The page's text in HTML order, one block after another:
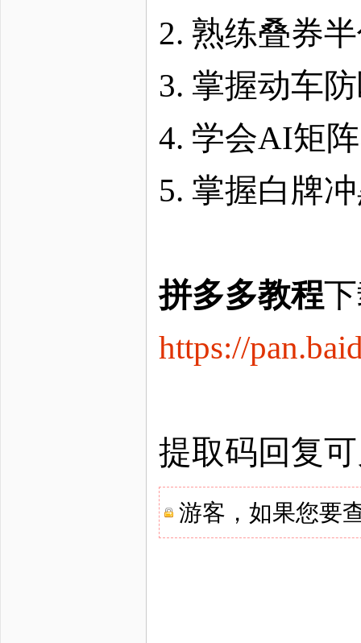
2. 熟练叠券
3. 掌握动车
4. 学会AI矩
5. 掌握白牌
拼多多教程
https://
提取码回复
游客，如果您要